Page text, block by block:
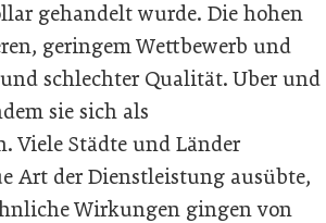
gehandelt wurde. Die hohen
geringem Wettbewerb und
schlechter Qualität. Uber und
sie sich als
Viele Städte und Länder
Art der Dienstleistung ausübte,
Wirkungen gingen von